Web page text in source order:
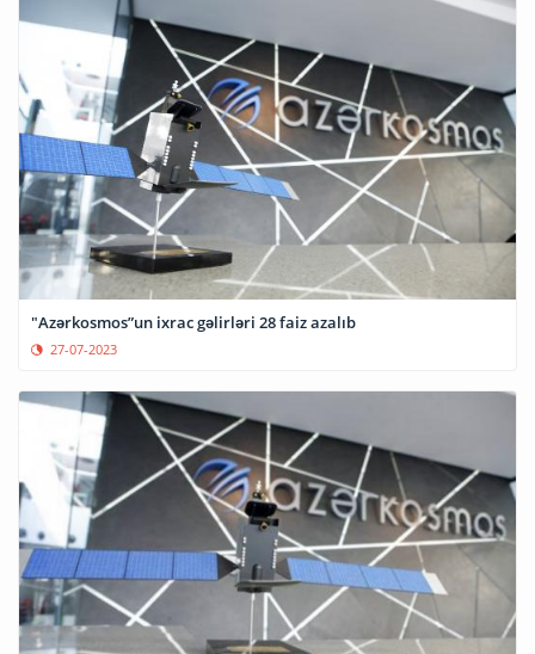
"Azərkosmos”un ixrac gəlirləri 28 faiz azalıb
27-07-2023